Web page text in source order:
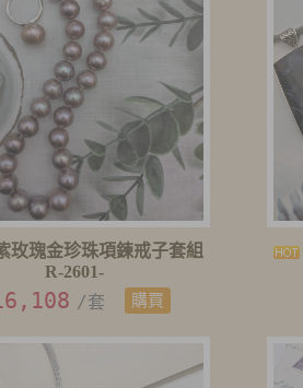
玫瑰金珍珠項鍊戒子套組
R-2601-
/套 購買